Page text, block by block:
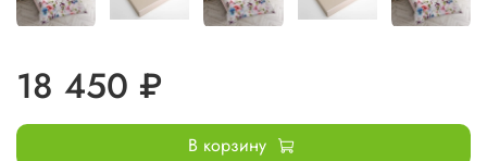
18 450 ₽
В корзину